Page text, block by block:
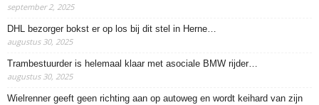
september 2, 2025
DHL bezorger bokst er op los bij dit stel in Herne…
augustus 30, 2025
Trambestuurder is helemaal klaar met asociale BMW rijder…
augustus 30, 2025
Wielrenner geeft geen richting aan op autoweg en wordt keihard van zijn